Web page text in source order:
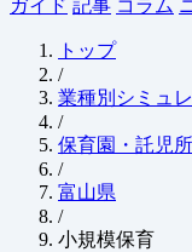
ガイド 記事 コラム
トップ
/
業種別シミュ
/
保育園・託児所
/
富山県
/
小規模保育